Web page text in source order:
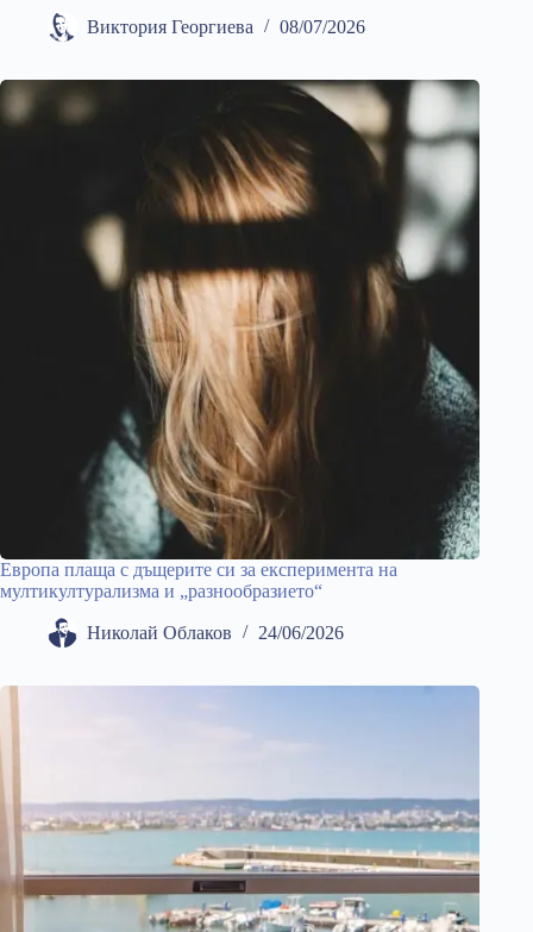
Виктория Георгиева 08/07/2026
Европа плаща с дъщерите си за експеримента на
мултикултурализма и „разнообразието“
Николай Облаков 24/06/2026